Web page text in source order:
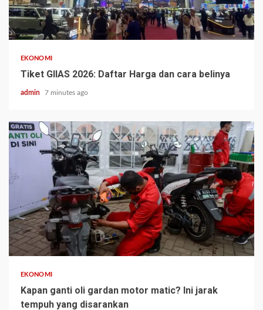
EKONOMI
Tiket GIIAS 2026: Daftar Harga dan cara belinya
admin 7 minutes ago
EKONOMI
Kapan ganti oli gardan motor matic? Ini jarak
tempuh yang disarankan